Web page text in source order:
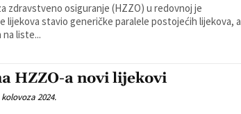
zdravstveno osiguranje (HZZO) u redovnoj je
lijekova stavio generičke paralele postojećih lijekova, a
liste...
HZZO-a novi lijekovi
2024.